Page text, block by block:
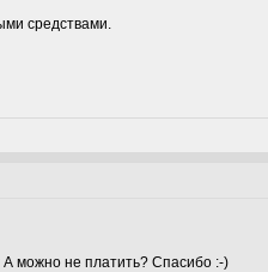
средствами.
А можно не платить? Спасибо :-)